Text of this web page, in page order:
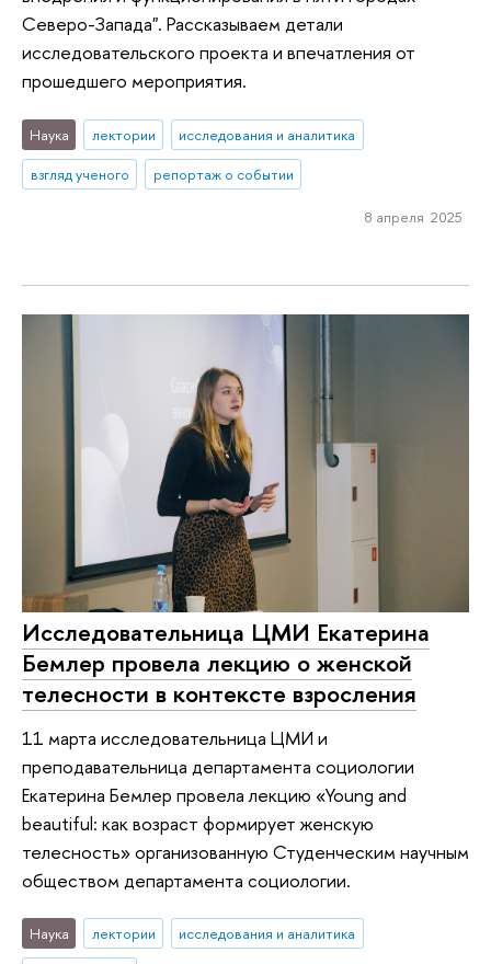
Северо-Запада". Рассказываем детали
исследовательского проекта и впечатления от
прошедшего мероприятия.
Наука лектории
исследования и аналитика
взгляд ученого
репортаж о событии
8 апреля 2025
Исследовательница ЦМИ Екатерина
Бемлер провела лекцию о женской
телесности в контексте взросления
11 марта исследовательница ЦМИ и
преподавательница департамента социологии
Екатерина Бемлер провела лекцию «Young and
beautiful: как возраст формирует женскую
телесность» организованную Студенческим научным
обществом департамента социологии.
Наука лектории
исследования и аналитика